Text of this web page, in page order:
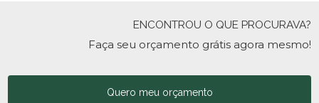
ENCONTROU O QUE PROCURAVA?
Faça seu orçamento grátis agora mesmo!
Quero meu orçamento